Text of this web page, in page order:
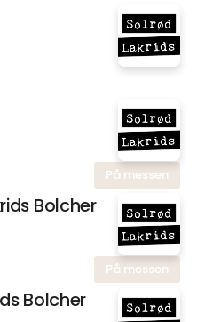
På messen
Bolcher
På messen
Bolcher